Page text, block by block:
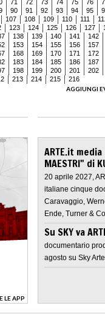
71 72 73 74 75 76
90 91 92 93 94 95
107 108 109 110 111
123 124 125 126 127
138 139 140 141
142
153 154 155 156
157
168 169 170 171
172
183 184 185 186
187
198 199 200 201
202
213 214 215
216
AGGIUNGI
LE APP
ARTE.it
MAESTRI" di
20 aprile 2027,
italiane cinque
Caravaggio,
Ende, Turner &
Su SKY va
documentario
agosto su Sky Arte